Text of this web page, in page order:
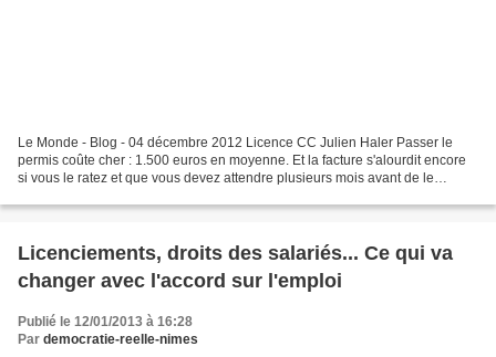
Le Monde - Blog - 04 décembre 2012 Licence CC Julien Haler Passer le
permis coûte cher : 1.500 euros en moyenne. Et la facture s'alourdit encore
si vous le ratez et que vous devez attendre plusieurs mois avant de le
Licenciements, droits des salariés... Ce qui va
changer avec l'accord sur l'emploi
Publié le 12/01/2013 à 16:28
Par democratie-reelle-nimes